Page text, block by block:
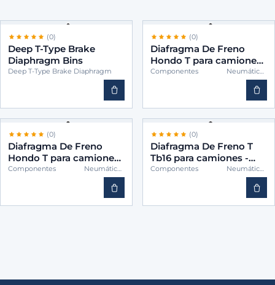
(0)
Deep T-Type Brake
Diaphragm Bins
Deep T-Type Brake Diaphragm
(0)
Diafragma De Freno
Hondo T para camiones
-BINS TWH24
Componentes Neumáticos
(0)
Diafragma De Freno
Hondo T para camiones
-BINS TWH30
Componentes Neumáticos
(0)
Diafragma De Freno T
Tb16 para camiones -
BINS TB16
Componentes Neumáticos